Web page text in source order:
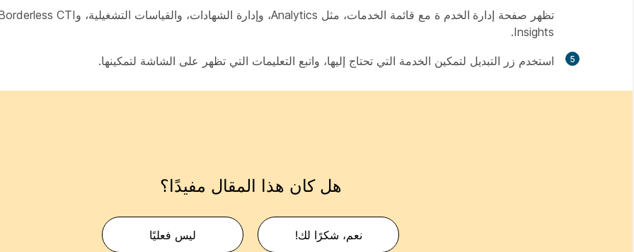
تظهر صفحة إدارة الخدم
Insights.
5 استخدم زر التبديل لتمكين الخدمة التي تحتاج إليها، واتبع التعليمات التي تظهر على الشاشة لتمكينها.
هل كان هذا المقال مفيدًا؟
نعم، شكرًا لك! ليس فعليًا